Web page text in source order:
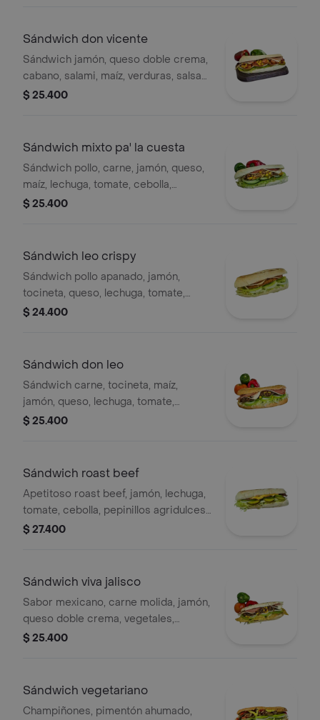
Sándwich don vicente
Sándwich jamón, queso doble crema,
cabano, salami, maíz, verduras, salsa
chipotle, bbq, salsa ajo .
$ 25.400
Sándwich mixto pa' la cuesta
Sándwich pollo, carne, jamón, queso,
maíz, lechuga, tomate, cebolla,
pimentón, pepino, bbq mostaza.
$ 25.400
Sándwich leo crispy
Sándwich pollo apanado, jamón,
tocineta, queso, lechuga, tomate,
cebolla, miel mostaza, salsa ajo.
$ 24.400
Sándwich don leo
Sándwich carne, tocineta, maíz,
jamón, queso, lechuga, tomate,
cebolla, pimentón, bbq, mostaza, ajo.
$ 25.400
Sándwich roast beef
Apetitoso roast beef, jamón, lechuga,
tomate, cebolla, pepinillos agridulces,
queso cheddar.
$ 27.400
Sándwich viva jalisco
Sabor mexicano, carne molida, jamón,
queso doble crema, vegetales,
jalapeños, maíz, chipotle, cheddar,
$ 25.400
Sándwich vegetariano
Champiñones, pimentón ahumado,